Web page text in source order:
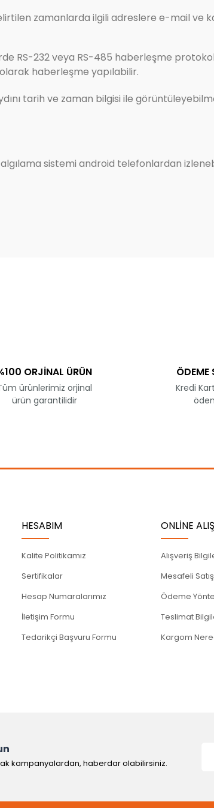
zamanlarda ilgili adreslere e-mail ve
RS-232 veya RS-485 haberleşme
haberleşme yapılabilir.
tarih ve zaman bilgisi ile
algılama sistemi android telefonlardan
Gönder
ORJİNAL ÜRÜN
ürünlerimiz orjinal
ürün garantilidir
ÖDEME
Kredi
HESABIM
Kalite Politikamız
Sertifikalar
Hesap Numaralarımız
İletişim Formu
Tedarikçi Başvuru Formu
ONLİNE
Alışveriş
Mesafeli
Ödeme
Teslimat
Kargom
kampanyalardan, haberdar olabilirsiniz.